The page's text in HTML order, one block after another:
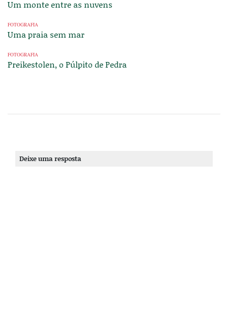
Um monte entre as nuvens
FOTOGRAFIA
Uma praia sem mar
FOTOGRAFIA
Preikestolen, o Púlpito de Pedra
Deixe uma resposta